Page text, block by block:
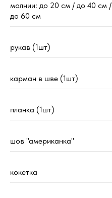
молнии: до 20 см / до 40 см /
до 60 см
рукав (1шт)
карман в шве (1шт)
планка (1шт)
шов "американка"
кокетка